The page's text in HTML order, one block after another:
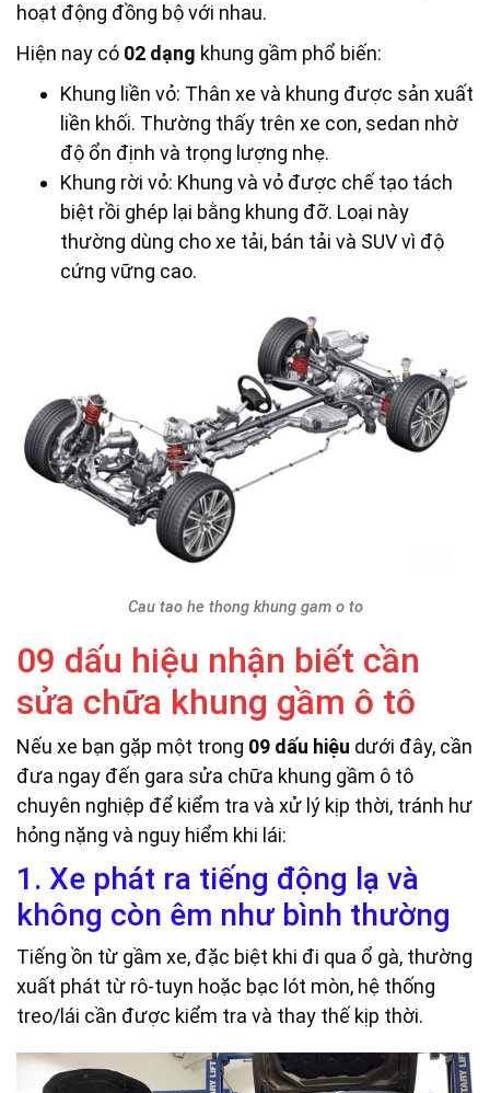
hoạt động đồng bộ với nhau.
Hiện nay có 02 dạng khung gầm phổ biến:
Khung liền vỏ: Thân xe và khung được sản xuất
liền khối. Thường thấy trên xe con, sedan nhờ
độ ổn định và trọng lượng nhẹ.
Khung rời vỏ: Khung và vỏ được chế tạo tách
biệt rồi ghép lại bằng khung đỡ. Loại này
thường dùng cho xe tải, bán tải và SUV vì độ
cứng vững cao.
Cau tao he thong khung gam o to
09 dấu hiệu nhận biết cần
sửa chữa khung gầm ô tô
Nếu xe bạn gặp một trong 09 dấu hiệu dưới đây, cần
đưa ngay đến gara sửa chữa khung gầm ô tô
chuyên nghiệp để kiểm tra và xử lý kịp thời, tránh hư
hỏng nặng và nguy hiểm khi lái:
1. Xe phát ra tiếng động lạ và
không còn êm như bình thường
Tiếng ồn từ gầm xe, đặc biệt khi đi qua ổ gà, thường
xuất phát từ rô-tuyn hoặc bạc lót mòn, hệ thống
treo/lái cần được kiểm tra và thay thế kịp thời.